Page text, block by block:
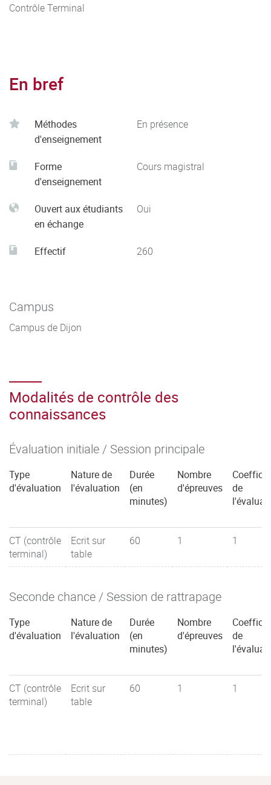
Contrôle Terminal
En bref
Méthodes
d'enseignement
En présence
Forme
d'enseignement
Cours magistral
Ouvert aux étudiants
en échange
Oui
Effectif 260
Campus
Campus de Dijon
Modalités de contrôle des
connaissances
Évaluation initiale / Session principale
Type
d'évaluation
Nature de
l'évaluation
Durée
(en
minutes)
Nombre
d'épreuves
de
CT (contrôle
terminal)
Ecrit sur
table
60 1 1
Seconde chance / Session de rattrapage
Type
d'évaluation
Nature de
l'évaluation
Durée
(en
minutes)
Nombre
d'épreuves
de
CT (contrôle
terminal)
Ecrit sur
table
60 1 1